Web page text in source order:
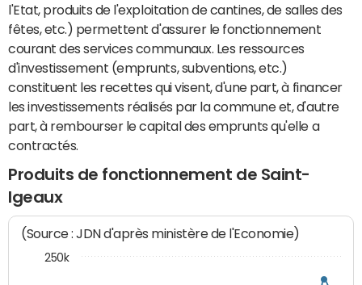
l'Etat, produits de l'exploitation de cantines, de salles des
fêtes, etc.) permettent d'assurer le fonctionnement
courant des services communaux. Les ressources
d'investissement (emprunts, subventions, etc.)
constituent les recettes qui visent, d'une part, à financer
les investissements réalisés par la commune et, d'autre
part, à rembourser le capital des emprunts qu'elle a
contractés.
Produits de fonctionnement de Saint-
Igeaux
(Source : JDN d'après ministère de l'Economie)
250k